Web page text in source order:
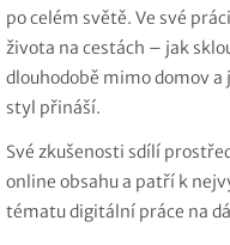
po celém světě. Ve své
života na cestách – jak
dlouhodobě mimo domov
styl přináší.
Své zkušenosti sdílí
online obsahu a patří k
tématu digitální práce na